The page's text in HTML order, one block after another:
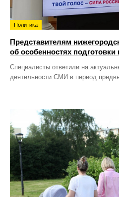
Политика
Представителям
об особенностях
Специалисты ответили на
деятельности СМИ в период